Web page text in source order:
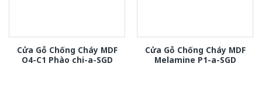
Cửa Gỗ Chống Cháy MDF
O4-C1 Phào chi-a-SGD
Cửa Gỗ Chống Cháy MDF
Melamine P1-a-SGD